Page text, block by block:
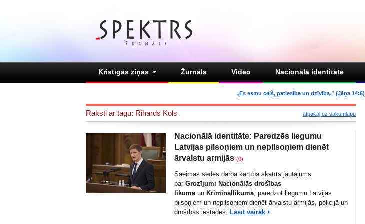
Kristīgās ziņas Žurnāls Video Nacionālā identitāte
„Es esmu ceļš, patiesība un dzīvība.” (Jāņa 14:6)
Raksti ar tagu: Rihards Kols atpakaļ uz sākumlapu
Nacionālā identitāte: Paredzēs liegumu
Latvijas pilsoņiem un nepilsoņiem dienēt
ārvalstu armijās (0)
Saeimas sēdes darba kārtībā skatīts jautājums
par Grozījumi Nacionālās drošības
likumā un Krimināllikumā, paredzot liegumu Latvijas
pilsoņiem un nepilsoņiem dienēt ārvalstu armijās, policijā un
drošības iestādēs. Lasīt vairāk